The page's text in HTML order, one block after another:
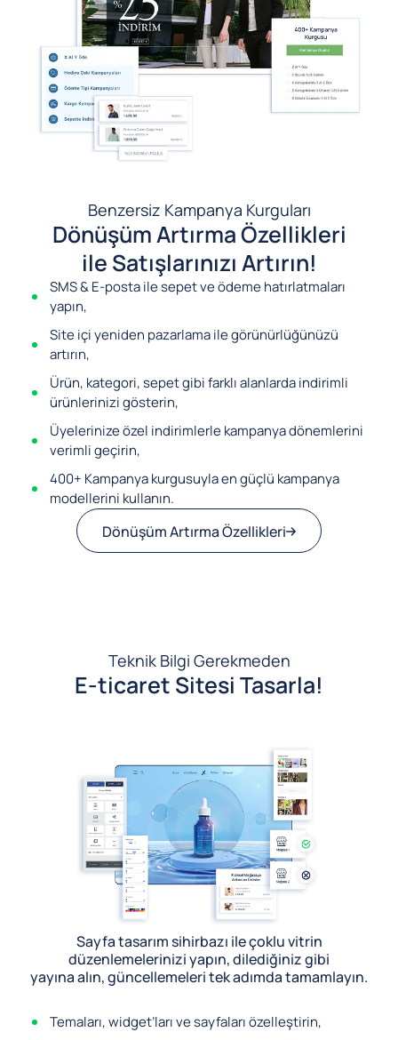
Benzersiz Kampanya Kurguları
Dönüşüm Artırma Özellikleri
ile Satışlarınızı Artırın!
SMS & E-posta ile sepet ve ödeme hatırlatmaları
yapın,
Site içi yeniden pazarlama ile görünürlüğünüzü
artırın,
Ürün, kategori, sepet gibi farklı alanlarda indirimli
ürünlerinizi gösterin,
Üyelerinize özel indirimlerle kampanya dönemlerini
verimli geçirin,
400+ Kampanya kurgusuyla en güçlü kampanya
modellerini kullanın.
Dönüşüm Artırma Özellikleri
Teknik Bilgi Gerekmeden
E-ticaret Sitesi Tasarla!
Sayfa tasarım sihirbazı ile çoklu vitrin
düzenlemelerinizi yapın, dilediğiniz gibi
yayına alın, güncellemeleri tek adımda tamamlayın.
Temaları, widget’ları ve sayfaları özelleştirin,